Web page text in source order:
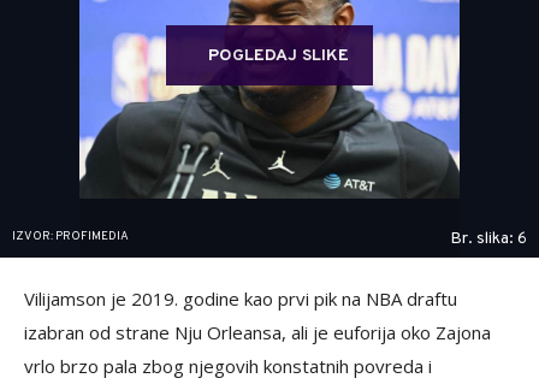
POGLEDAJ SLIKE
IZVOR: PROFIMEDIA Br. slika: 6
Vilijamson je 2019. godine kao prvi pik na NBA draftu
izabran od strane Nju Orleansa, ali je euforija oko Zajona
vrlo brzo pala zbog njegovih konstatnih povreda i